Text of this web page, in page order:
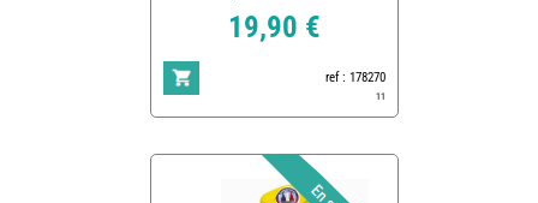
19,90 €
ref : 178270
11